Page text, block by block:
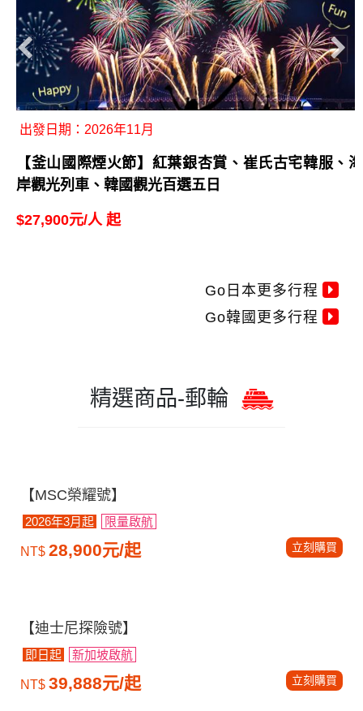
出發日期：2026年11月
【釜山國際煙火節】紅葉銀杏賞、崔氏古宅韓服、海
岸觀光列車、韓國觀光百選五日
$27,900元/人 起
Go日本更多行程
Go韓國更多行程
精選商品-郵輪
【MSC榮耀號】
2026年3月起 限量啟航
NT$ 28,900元/起 立刻購買
【迪士尼探險號】
即日起 新加坡啟航
NT$ 39,888元/起 立刻購買